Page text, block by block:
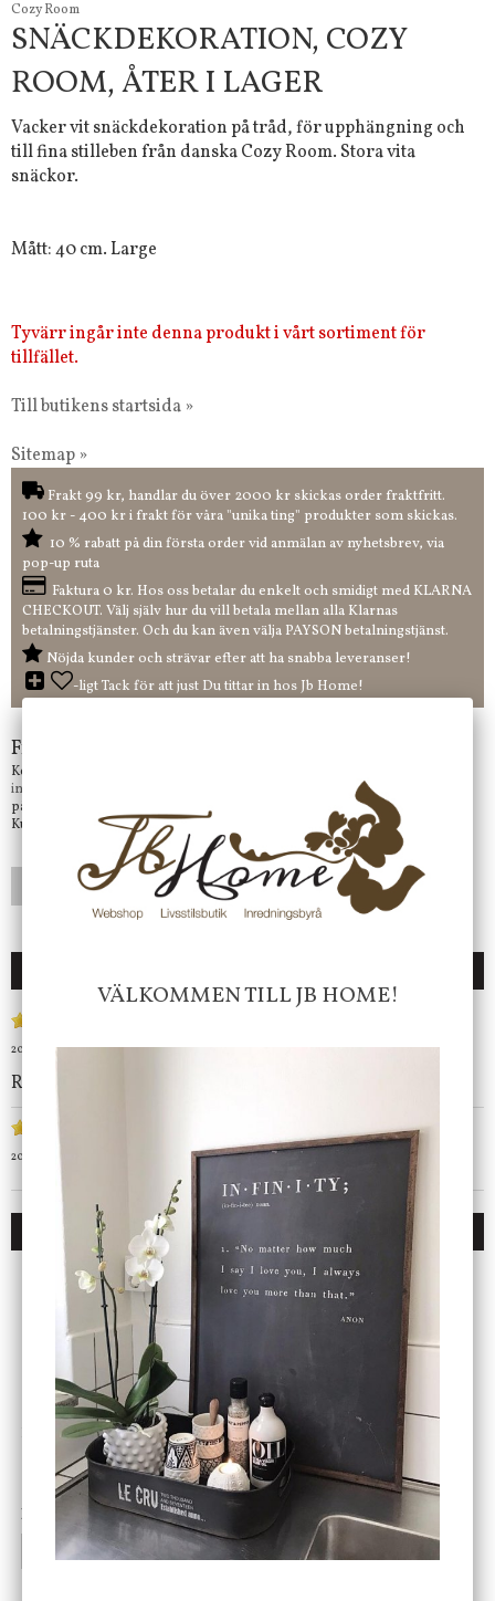
Cozy Room
SNÄCKDEKORATION, COZY
ROOM, ÅTER I LAGER
Vacker vit snäckdekoration på tråd, för upphängning och
till fina stilleben från danska Cozy Room. Stora vita
snäckor.
Mått: 40 cm. Large
Tyvärr ingår inte denna produkt i vårt sortiment för
tillfället.
Till butikens startsida »
Sitemap »
Frakt 99 kr, handlar du över 2000 kr skickas order fraktfritt.
100 kr - 400 kr i frakt för våra "unika ting" produkter som skickas.
10 % rabatt på din första order vid anmälan av nyhetsbrev, via
pop-up ruta
Faktura 0 kr. Hos oss betalar du enkelt och smidigt med KLARNA
CHECKOUT. Välj själv hur du vill betala mellan alla Klarnas
betalningstjänster. Och du kan även välja PAYSON betalningstjänst.
Nöjda kunder och strävar efter att ha snabba leveranser!
-ligt Tack för att just Du tittar in hos Jb Home!
Frågor?
Kontakta oss på
info@jbhome.se
på mail så fort vi kan.
Kundtjänst telefontid öppet vardagar mellan 10.00 - 15.00
LÄGG I ÖNSKELISTA
2015-10-09avSandra
Riktigt fin
2015-03-19
DU KANSKE OCKSÅ ÄR INTRESSERAD AV
ENDAST 1 ST KVAR I LAGER
DBKD
Cloudy kruka mini, vit
199 kr
INFO KÖP
Star Trading
Bordslampa Mushroom
vit, Utomhus
499 kr
INFO KÖP
VÄLKOMMEN TILL JB HOME!